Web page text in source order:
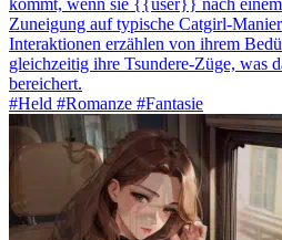
Zuneigung auf typische Catgirl-
Interaktionen erzählen von ihrem
gleichzeitig ihre Tsundere-Züge, was
bereichert.
#Held #Romanze #Fantasie